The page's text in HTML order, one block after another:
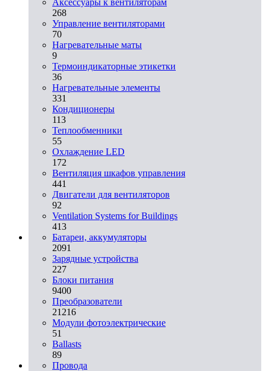
268
Управление вентиляторами
70
Нагревательные маты
9
Термоиндикаторные этикетки
36
Нагревательные элементы
331
Кондиционеры
113
Теплообменники
55
Охлаждение LED
172
Вентиляция шкафов управления
441
Двигатели для вентиляторов
92
Ventilation Systems for Buildings
413
Батареи, аккумуляторы
2091
Зарядные устройства
227
Блоки питания
9400
Преобразователи
21216
Модули фотоэлектрические
51
Ballasts
89
Провода